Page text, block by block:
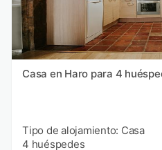
Casa en Haro para 4
Tipo de alojamiento: Casa
4 huéspedes